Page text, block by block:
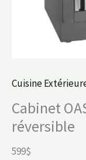
Cuisine
Cabinet
réversible
599$